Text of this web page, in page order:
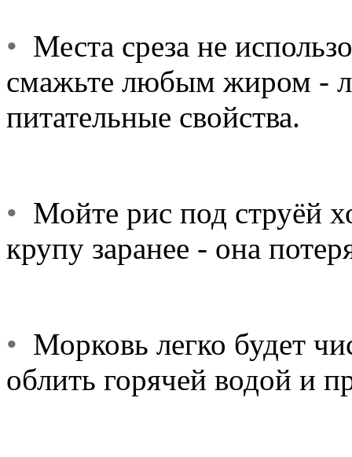
• Места среза не
смажьте любым жиром -
питательные свойства.
• Мойте рис под струёй
крупу заранее - она
• Морковь легко будет
облить горячей водой и